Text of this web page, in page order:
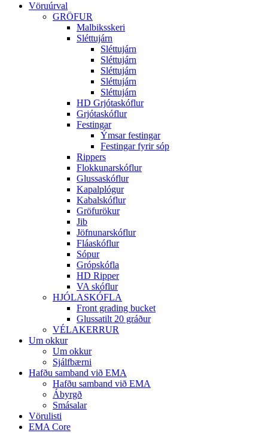
Vöruúrval
GRÖFUR
Malbiksskeri
Sléttujárn
Sléttujárn
Sléttujárn
Sléttujárn
Sléttujárn
Sléttujárn
HD Grjótaskóflur
Grjótaskóflur
Festingar
Ýmsar festingar
Festingar fyrir sóp
Rippers
Flokkunarskóflur
Glussaskóflur
Kapalplógur
Kabalskóflur
Gröfurökur
Jib
Jöfnunarskóflur
Fláaskóflur
Sópur
Grópskófla
HD Ripper
VA skóflur
HJÓLASKÓFLA
Front grading bucket
Glussatilt 20 gráður
VÉLAKERRUR
Um okkur
Um okkur
Sjálfbærni
Hafðu samband við EMA
Hafðu samband við EMA
Ábyrgð
Smásalar
Vörulisti
EMA Core